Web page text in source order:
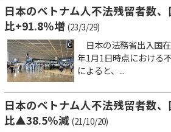
日本のベトナム人不法残留者数
比+91.8％増 (23/3/29)
日本の法務省出入国
年1月1日時点における
によると、...
日本のベトナム人不法残留者数
比▲38.5％減 (21/10/20)